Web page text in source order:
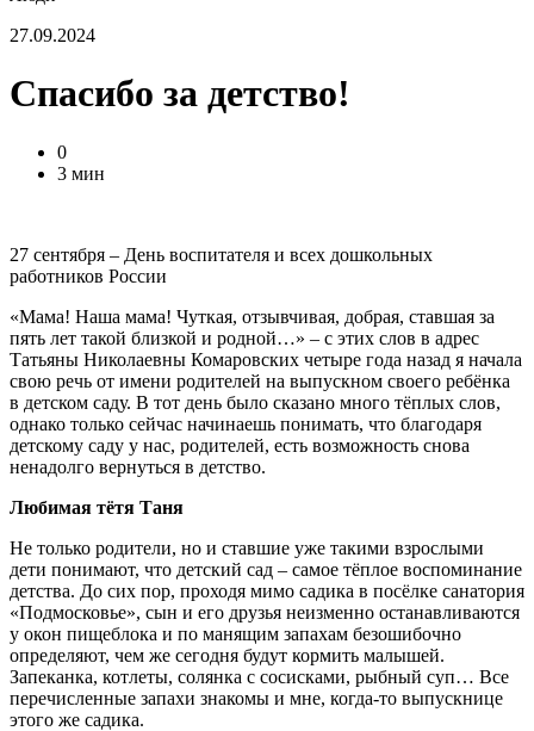
27.09.2024
Спасибо за детство!
0
3 мин
27 сентября – День воспитателя и всех дошкольных
работников России
«Мама! Наша мама! Чуткая, отзывчивая, добрая, ставшая за
пять лет такой близкой и родной…» – с этих слов в адрес
Татьяны Николаевны Комаровских четыре года назад я начала
свою речь от имени родителей на выпускном своего ребёнка
в детском саду. В тот день было сказано много тёплых слов,
однако только сейчас начинаешь понимать, что благодаря
детскому саду у нас, родителей, есть возможность снова
ненадолго вернуться в детство.
Любимая тётя Таня
Не только родители, но и ставшие уже такими взрослыми
дети понимают, что детский сад – самое тёплое воспоминание
детства. До сих пор, проходя мимо садика в посёлке санатория
«Подмосковье», сын и его друзья неизменно останавливаются
у окон пищеблока и по манящим запахам безошибочно
определяют, чем же сегодня будут кормить малышей.
Запеканка, котлеты, солянка с сосисками, рыбный суп… Все
перечисленные запахи знакомы и мне, когда-то выпускнице
этого же садика.